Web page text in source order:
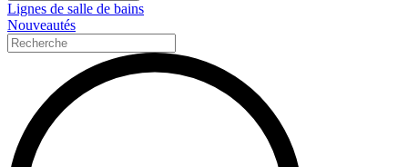
Lignes de salle de bains
Nouveautés